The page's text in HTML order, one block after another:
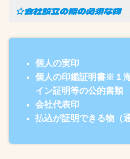
☆会社設立の際の必須な物
個人の実印
個人の印鑑証明書※１
イン証明等の公的書類
会社代表印
払込が証明できる物（